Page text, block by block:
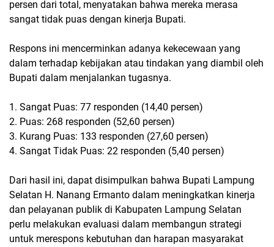
persen dari total, menyatakan bahwa mereka merasa
sangat tidak puas dengan kinerja Bupati.
Respons ini mencerminkan adanya kekecewaan yang
dalam terhadap kebijakan atau tindakan yang diambil oleh
Bupati dalam menjalankan tugasnya.
1. Sangat Puas: 77 responden (14,40 persen)
2. Puas: 268 responden (52,60 persen)
3. Kurang Puas: 133 responden (27,60 persen)
4. Sangat Tidak Puas: 22 responden (5,40 persen)
Dari hasil ini, dapat disimpulkan bahwa Bupati Lampung
Selatan H. Nanang Ermanto dalam meningkatkan kinerja
dan pelayanan publik di Kabupaten Lampung Selatan
perlu melakukan evaluasi dalam membangun strategi
untuk merespons kebutuhan dan harapan masyarakat